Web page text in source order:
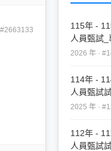
#2663133
115年 -
人員甄試_
務處理：
2026 年 ·
114年 -
人員甄試
大意及洗
2025 年 ·
112年 -
人員甄試